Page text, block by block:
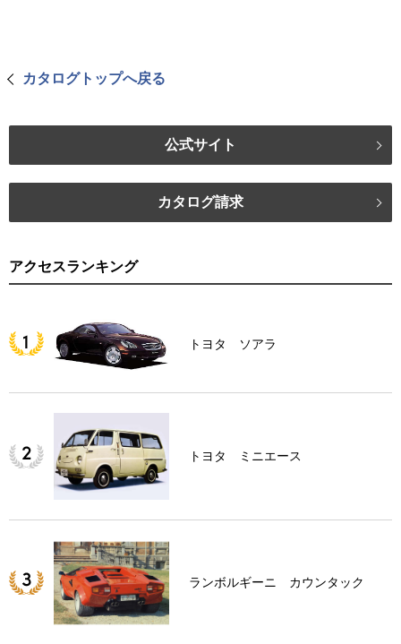
カタログトップへ戻る
公式サイト
カタログ請求
アクセスランキング
トヨタ ソアラ
トヨタ ミニエース
ランボルギーニ カウンタック